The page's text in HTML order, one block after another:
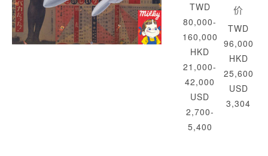
TWD
80,000-
160,000
HKD
21,000-
42,000
USD
2,700-
5,400
价
TWD
96,000
HKD
25,600
USD
3,304